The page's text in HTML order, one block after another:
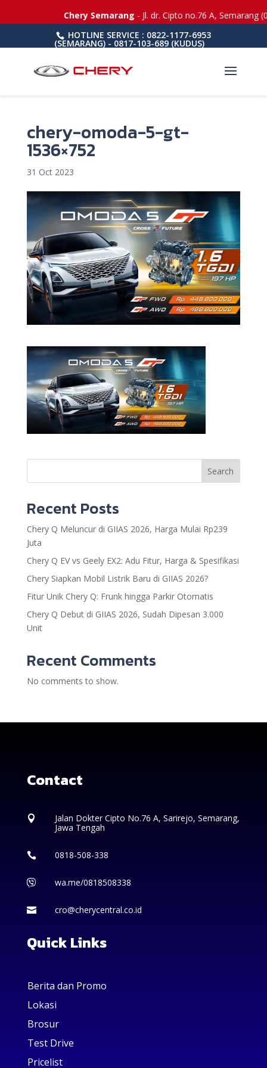
HOTLINE SERVICE : 0822-1177-6953
(SEMARANG) - 0817-103-689 (KUDUS)
chery-omoda-5-gt-
1536×752
31 Oct 2023
Chery Semarang- Jl. dr. Cipto no.76 A, Semarang
Search
Recent Posts
Chery Q Meluncur di GIIAS 2026, Harga Mulai Rp239
Juta
Chery Q EV vs Geely EX2: Adu Fitur, Harga & Spesifikasi
Chery Siapkan Mobil Listrik Baru di GIIAS 2026?
Fitur Unik Chery Q: Frunk hingga Parkir Otomatis
Chery Q Debut di GIIAS 2026, Sudah Dipesan 3.000
Unit
Recent Comments
No comments to show.
Contact

Jalan Dokter Cipto No.76 A, Sarirejo, Semarang,
Jawa Tengah
 0818-508-338
 wa.me/0818508338
 cro@cherycentral.co.id
Quick Links
Berita dan Promo
Lokasi
Brosur
Test Drive
Pricelist